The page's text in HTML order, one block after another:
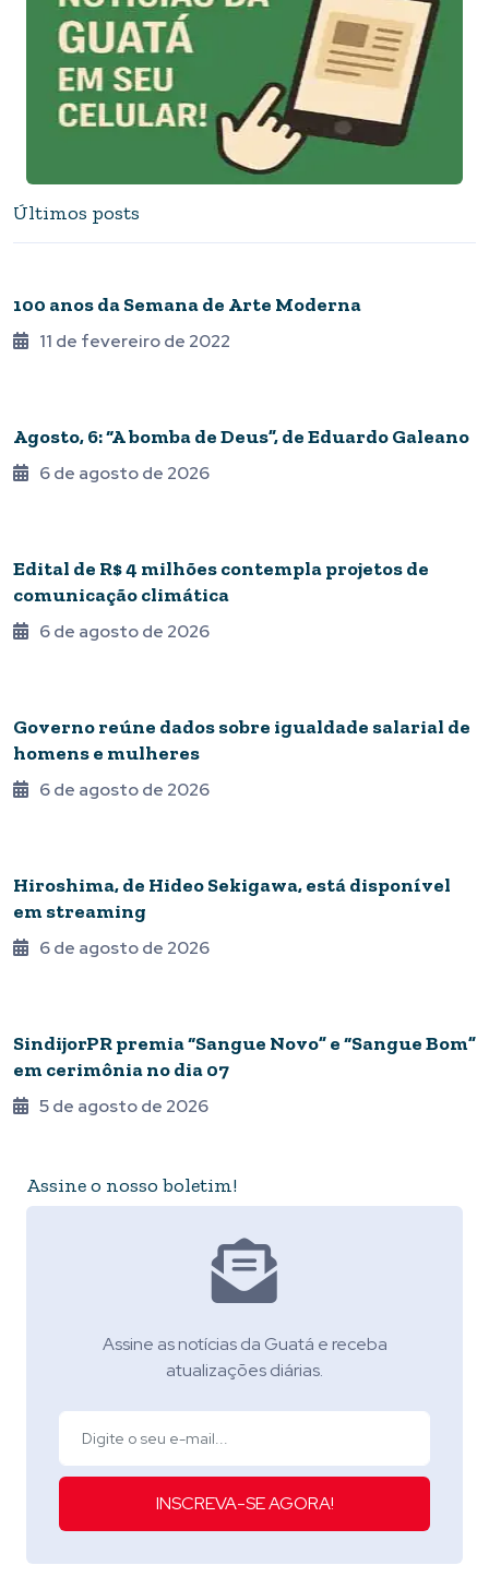
Últimos posts
100 anos da Semana de Arte Moderna
11 de fevereiro de 2022
Agosto, 6: “A bomba de Deus”, de Eduardo Galeano
6 de agosto de 2026
Edital de R$ 4 milhões contempla projetos de
comunicação climática
6 de agosto de 2026
Governo reúne dados sobre igualdade salarial de
homens e mulheres
6 de agosto de 2026
Hiroshima, de Hideo Sekigawa, está disponível
em streaming
6 de agosto de 2026
SindijorPR premia “Sangue Novo” e “Sangue Bom”
em cerimônia no dia 07
5 de agosto de 2026
Assine o nosso boletim!
Assine as notícias da Guatá e receba
atualizações diárias.
INSCREVA-SE AGORA!